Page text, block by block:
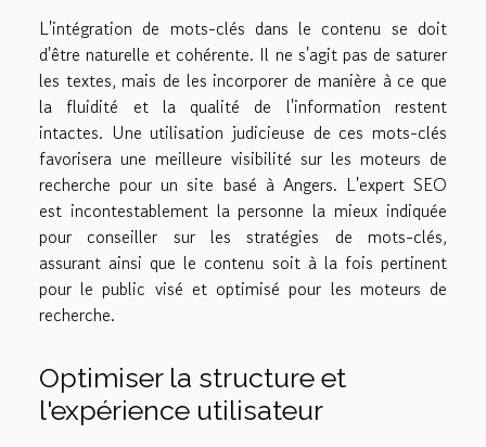
L'intégration de mots-clés dans le contenu se doit
d'être naturelle et cohérente. Il ne s'agit pas de saturer
les textes, mais de les incorporer de manière à ce que
la fluidité et la qualité de l'information restent
intactes. Une utilisation judicieuse de ces mots-clés
favorisera une meilleure visibilité sur les moteurs de
recherche pour un site basé à Angers. L'expert SEO
est incontestablement la personne la mieux indiquée
pour conseiller sur les stratégies de mots-clés,
assurant ainsi que le contenu soit à la fois pertinent
pour le public visé et optimisé pour les moteurs de
recherche.
Optimiser la structure et
l'expérience utilisateur